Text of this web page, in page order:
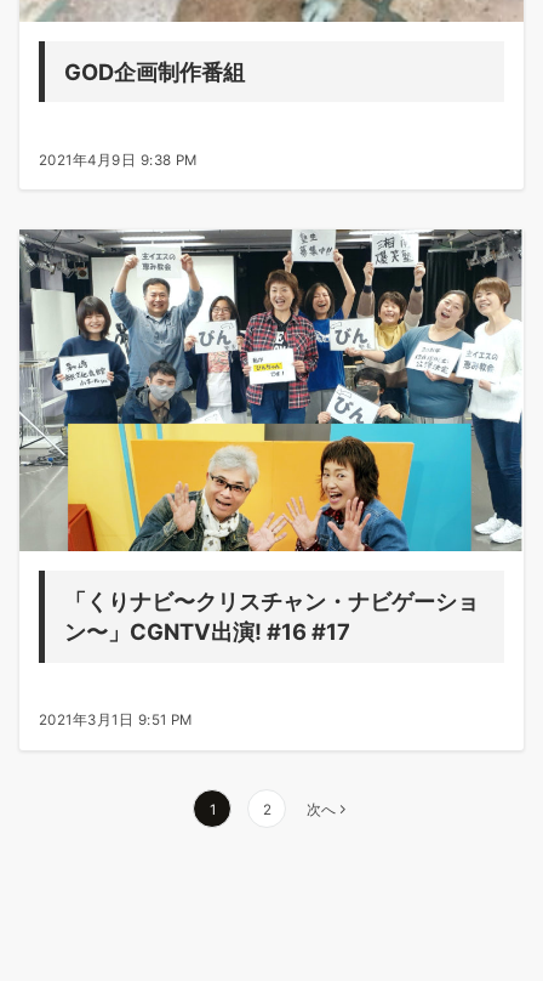
GOD企画制作番組
2021年4月9日 9:38 PM
「くりナビ〜クリスチャン・ナビゲーショ
ン〜」CGNTV出演! #16 #17
2021年3月1日 9:51 PM
1 2 次へ